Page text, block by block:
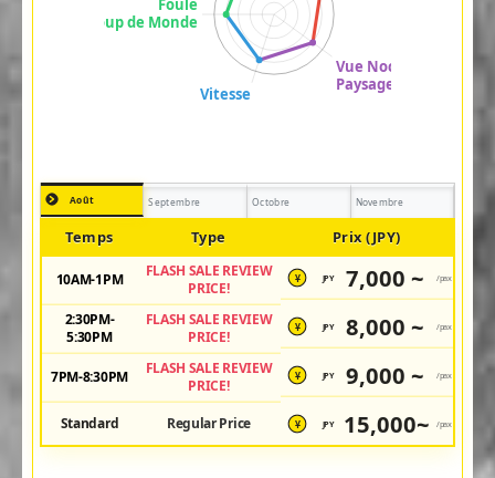
Août Septembre Octobre Novembre
Temps Type Prix (JPY)
10AM-1PM
FLASH SALE REVIEW
PRICE!
¥ JPY 7,000 ~ /pax
2:30PM-
5:30PM
FLASH SALE REVIEW
PRICE!
¥ JPY 8,000 ~ /pax
7PM-8:30PM
FLASH SALE REVIEW
PRICE!
¥ JPY 9,000 ~ /pax
Standard Regular Price ¥ JPY 15,000~ /pax